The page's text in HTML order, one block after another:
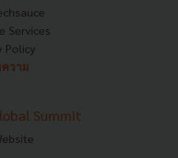
Services
Policy
วาม
Summit